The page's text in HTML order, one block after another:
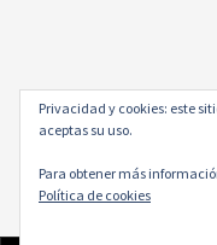
Privacidad y cookies: este
aceptas su uso.
Para obtener más
Política de cookies